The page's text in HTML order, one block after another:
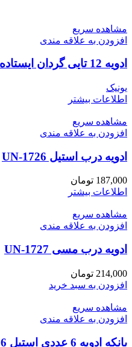
مشاهده سریع
افزودن به علاقه مندی
ادویه 12 تایی گردان ایستاده مربع یونیک کد UN-6111
یونیک
اطلاعات بیشتر
مشاهده سریع
افزودن به علاقه مندی
ادویه درب استیل UN-1726
187,000 تومان
اطلاعات بیشتر
مشاهده سریع
افزودن به علاقه مندی
ادویه درب مسی UN-1727
214,000 تومان
افزودن به سبد خرید
مشاهده سریع
افزودن به علاقه مندی
بانکه ادویه 6 عددی استیل UN-1626